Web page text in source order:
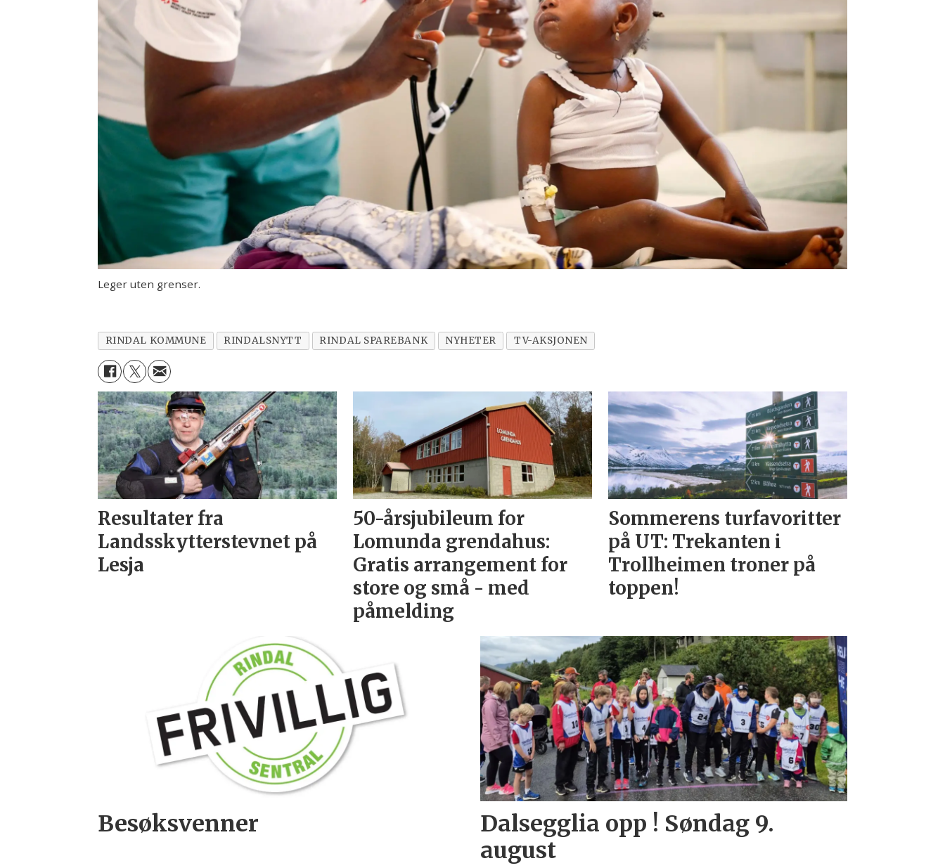
Leger uten grenser.
RINDAL KOMMUNE RINDALSNYTT RINDAL SPAREBANK NYHETER TV-AKSJONEN
Resultater fra
Landsskytterstevnet på
Lesja
50-årsjubileum for
Lomunda grendahus:
Gratis arrangement for
store og små - med
påmelding
Sommerens turfavoritter
på UT: Trekanten i
Trollheimen troner på
toppen!
Besøksvenner
Dalsegglia opp ! Søndag 9.
august